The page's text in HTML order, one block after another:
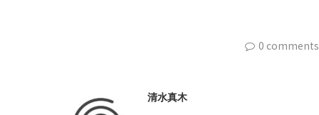
0 comments
清水真木